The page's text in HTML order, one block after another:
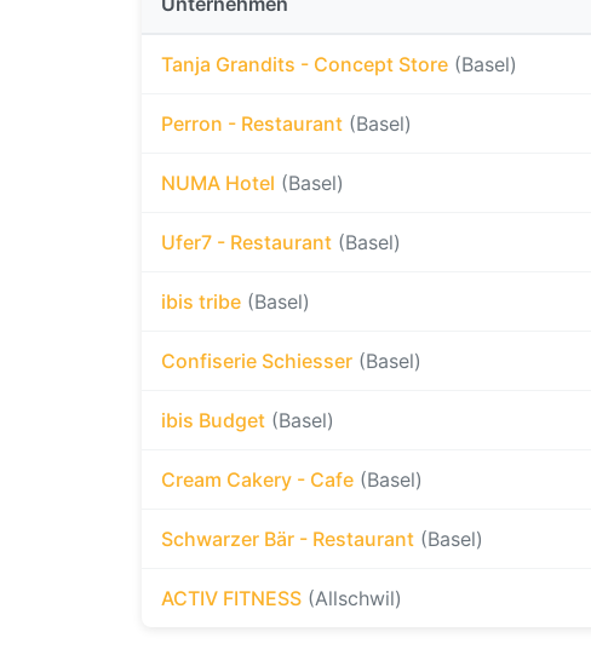
Tanja Grandits - Concept Store (Basel)
Perron - Restaurant (Basel)
NUMA Hotel (Basel)
Ufer7 - Restaurant (Basel)
ibis tribe (Basel)
Confiserie Schiesser (Basel)
ibis Budget (Basel)
Cream Cakery - Cafe (Basel)
Schwarzer Bär - Restaurant (Basel)
ACTIV FITNESS (Allschwil)